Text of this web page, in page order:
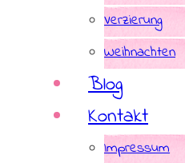
Verzierung
Weihnachten
Blog
Kontakt
Impressum